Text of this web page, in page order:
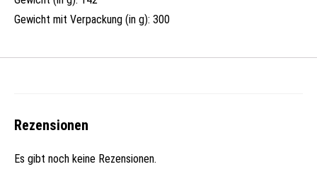
Gewicht mit Verpackung (in g): 300
Rezensionen
Es gibt noch keine Rezensionen.